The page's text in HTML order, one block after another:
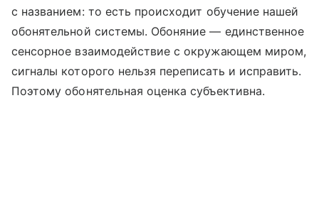
с названием: то есть происходит обучение нашей
обонятельной системы. Обоняние — единственное
сенсорное взаимодействие с окружающем миром,
сигналы которого нельзя переписать и исправить.
Поэтому обонятельная оценка субъективна.